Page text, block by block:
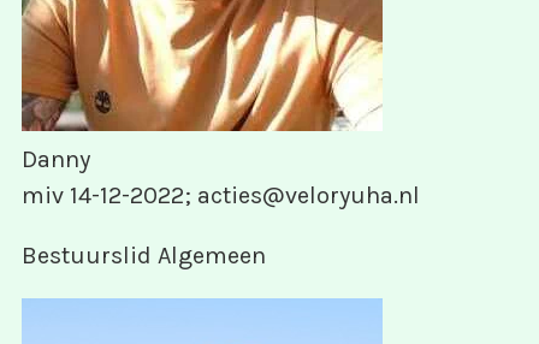
Danny
miv 14-12-2022; acties@veloryuha.nl
Bestuurslid Algemeen